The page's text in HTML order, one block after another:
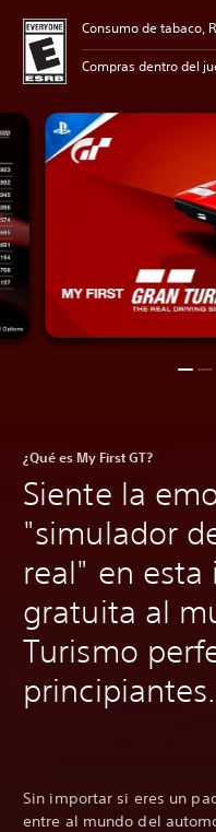
Consumo de tabaco,
Compras dentro del
¿Qué es My First GT?
Siente la
"simulador
real" en
gratuita al
Turismo
principiantes.
Sin importar si eres un
entre al mundo del